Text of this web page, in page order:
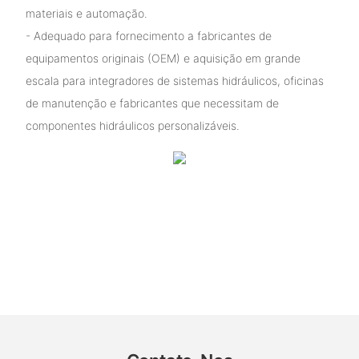
materiais e automação.
- Adequado para fornecimento a fabricantes de
equipamentos originais (OEM) e aquisição em grande
escala para integradores de sistemas hidráulicos, oficinas
de manutenção e fabricantes que necessitam de
componentes hidráulicos personalizáveis.